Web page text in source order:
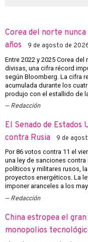
Corea del norte
años
9 de agosto de
Entre 2022 y 2025 Corea
divisas, una cifra récord
según Bloomberg. La cifra
acumulada durante los
produjo con el estallido de
Redacción
El Senado de Estados
contra Rusia
9 de
Por 86 votos contra 11 el
una ley de sanciones
políticos y militares rusos,
proyectos energéticos. La
imponer aranceles a los
Redacción
China estropea el
monopolios